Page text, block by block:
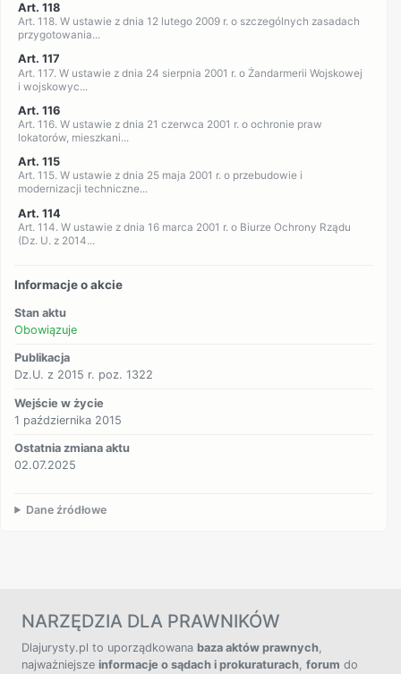
Art. 118
Art. 118. W ustawie z dnia 12 lutego 2009 r. o szczególnych zasadach
przygotowania...
Art. 117
Art. 117. W ustawie z dnia 24 sierpnia 2001 r. o Żandarmerii Wojskowej
i wojskowyc...
Art. 116
Art. 116. W ustawie z dnia 21 czerwca 2001 r. o ochronie praw
lokatorów, mieszkani...
Art. 115
Art. 115. W ustawie z dnia 25 maja 2001 r. o przebudowie i
modernizacji techniczne...
Art. 114
Art. 114. W ustawie z dnia 16 marca 2001 r. o Biurze Ochrony Rządu
(Dz. U. z 2014...
Informacje o akcie
Stan aktu
Obowiązuje
Publikacja
Dz.U. z 2015 r. poz. 1322
Wejście w życie
1 października 2015
Ostatnia zmiana aktu
02.07.2025
Dane źródłowe
NARZĘDZIA DLA PRAWNIKÓW
Dlajurysty.pl to uporządkowana baza aktów prawnych,
najważniejsze informacje o sądach i prokuraturach, forum do